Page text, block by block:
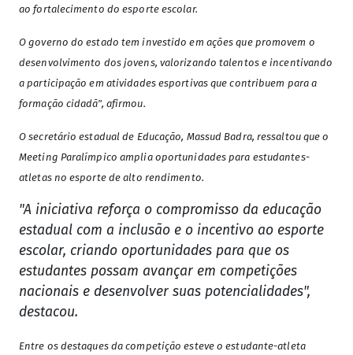
ao fortalecimento do esporte escolar.
O governo do estado tem investido em ações que promovem o
desenvolvimento dos jovens, valorizando talentos e incentivando
a participação em atividades esportivas que contribuem para a
formação cidadã", afirmou.
O secretário estadual de Educação, Massud Badra, ressaltou que o
Meeting Paralímpico amplia oportunidades para estudantes-
atletas no esporte de alto rendimento.
"A iniciativa reforça o compromisso da educação
estadual com a inclusão e o incentivo ao esporte
escolar, criando oportunidades para que os
estudantes possam avançar em competições
nacionais e desenvolver suas potencialidades",
destacou.
Entre os destaques da competição esteve o estudante-atleta